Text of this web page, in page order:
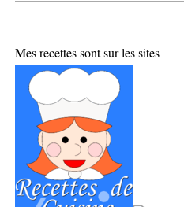
Mes recettes sont sur les sites